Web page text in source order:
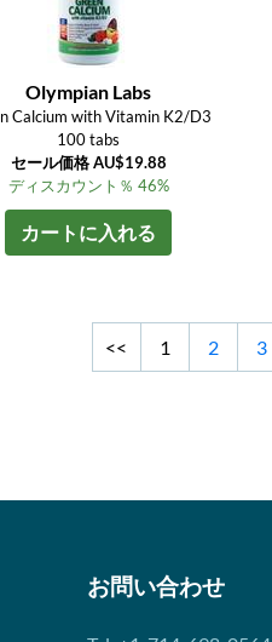
Olympian Labs
Calcium with Vitamin K2/D3
100 tabs
セール価格 AU$19.88
ディスカウント％ 46%
カートに入れる
<< 1 2 3
お問い合わせ